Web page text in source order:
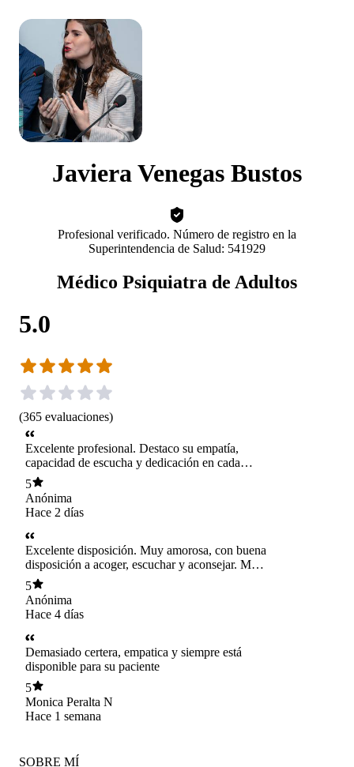
Javiera Venegas Bustos
Profesional verificado. Número de registro en la
Superintendencia de Salud: 541929
Médico Psiquiatra de Adultos
5.0
(365 evaluaciones)
Excelente profesional. Destaco su empatía,
capacidad de escucha y dedicación en cada
consulta. Me he sentido acompañada y
comprendida durante todo mi proceso,
recibiendo siempre una atención cercana,
respetuosa y de alta calidad. Totalmente
recomendable.
5
Anónima
Hace 2 días
Excelente disposición. Muy amorosa, con buena
disposición a acoger, escuchar y aconsejar. Me
sentí muy segura con ella
5
Anónima
Hace 4 días
Demasiado certera, empatica y siempre está
disponible para su paciente
5
Monica Peralta N
Hace 1 semana
SOBRE MÍ